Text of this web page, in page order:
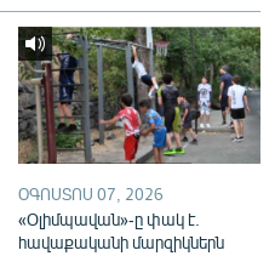
ՕԳՈՍՏՈՍ 07, 2026
«Օլիմպավան»-ը փակ է.
հավաքականի մարզիկներն